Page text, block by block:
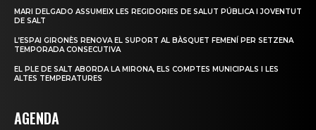
MARI DELGADO ASSUMEIX LES REGIDORIES DE SALUT PÚBLICA I JOVENTUT
DE SALT
L’ESPAI GIRONÈS RENOVA EL SUPORT AL BÀSQUET FEMENÍ PER SETZENA
TEMPORADA CONSECUTIVA
EL PLE DE SALT ABORDA LA MIRONA, ELS COMPTES MUNICIPALS I LES
ALTES TEMPERATURES
AGENDA